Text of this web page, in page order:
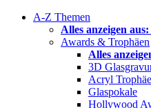
A-Z Themen
Alles anzeigen aus:
Awards & Trophäen
Alles
3D
Acryl
Glaspokale
Hollywood